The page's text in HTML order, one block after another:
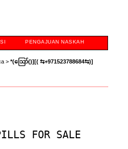
PENGAJUAN NASKAH
>*(ဪ‍()][( ⇆+971523788684⇆)]
FOR SALE